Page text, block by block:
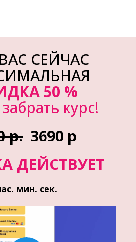
СЕЙЧАС
50 %
курс!
р. 3690 р
ДЕЙСТВУЕТ
мин. сек.